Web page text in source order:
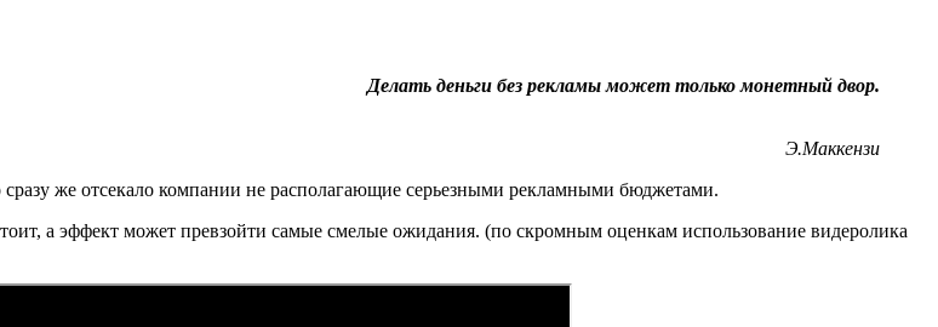
Делать деньги без рекламы может только монетный двор.
Э.Маккензи
же отсекало компании не располагающие серьезными рекламными бюджетами.
а эффект может превзойти самые смелые ожидания. (по скромным оценкам использование видеролика